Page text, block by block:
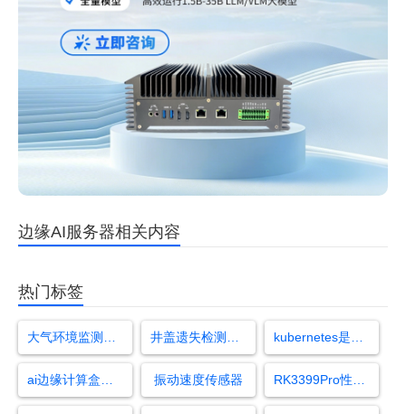
边缘AI服务器相关内容
热门标签
大气环境监测传感器 井盖遗失检测算法 kubernetes是什么
ai边缘计算盒子怎么用 振动速度传感器 RK3399Pro性能参数